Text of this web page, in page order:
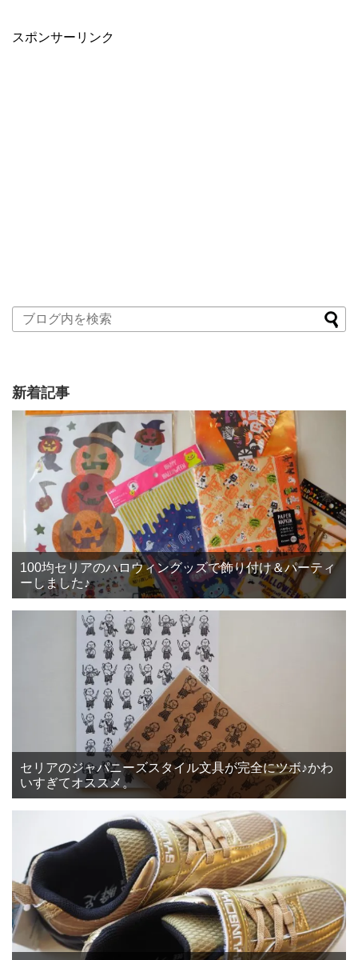
スポンサーリンク
新着記事
100均セリアのハロウィングッズで飾り付け＆パーティ
ーしました♪
セリアのジャパニーズスタイル文具が完全にツボ♪かわ
いすぎてオススメ。